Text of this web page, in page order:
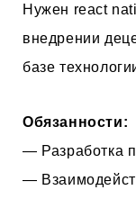
Нужен react
внедрении
базе
Обязанности:
— Разработка
—